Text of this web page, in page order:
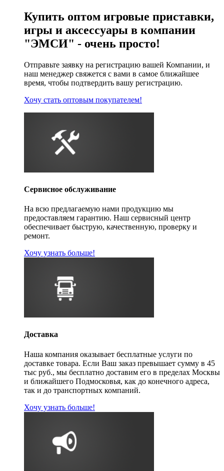
Купить оптом игровые приставки,
игры и аксессуары в компании
"ЭМСИ" - очень просто!
Отправьте заявку на регистрацию вашей Компании, и
наш менеджер свяжется с вами в самое ближайшее
время, чтобы подтвердить вашу регистрацию.
Хочу стать оптовым покупателем!
Сервисное обслуживание
На всю предлагаемую нами продукцию мы
предоставляем гарантию. Наш сервисный центр
обеспечивает быструю, качественную, проверку и
ремонт.
Хочу узнать больше!
Доставка
Наша компания оказывает бесплатные услуги по
доставке товара. Если Ваш заказ превышает сумму в 45
тыс руб., мы бесплатно доставим его в пределах Москвы
и ближайшего Подмосковья, как до конечного адреса,
так и до транспортных компаний.
Хочу узнать больше!